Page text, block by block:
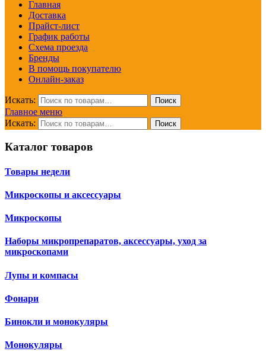
Главная
Доставка
Прайст-лист
График работы
Схема проезда
Бренды
В помощь покупателю
Онлайн-заказ
Искать: Поиск
Главное меню
Искать:
Поиск
Каталог товаров
Товары недели
Микроскопы и аксессуары
Микроскопы
Наборы микропрепаратов, аксессуары, уход за
микроскопами
Лупы и компасы
Фонари
Бинокли и монокуляры
Монокуляры